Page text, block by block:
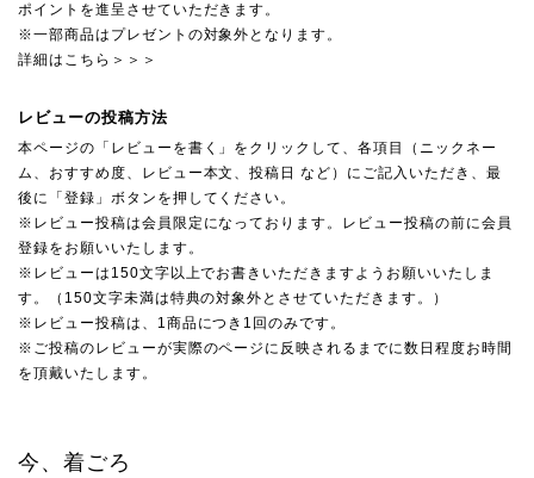
ポイントを進呈させていただきます。
※一部商品はプレゼントの対象外となります。
詳細はこちら＞＞＞
レビューの投稿方法
本ページの「レビューを書く」をクリックして、各項目（ニックネー
ム、おすすめ度、レビュー本文、投稿日 など）にご記入いただき、最
後に「登録」ボタンを押してください。
※レビュー投稿は会員限定になっております。レビュー投稿の前に会員
登録をお願いいたします。
※レビューは150文字以上でお書きいただきますようお願いいたしま
す。（150文字未満は特典の対象外とさせていただきます。）
※レビュー投稿は、1商品につき1回のみです。
※ご投稿のレビューが実際のページに反映されるまでに数日程度お時間
を頂戴いたします。
今、着ごろ